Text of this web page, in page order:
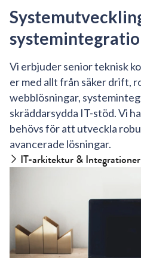
Vi erbjuder senior teknisk
er med allt från säker drift,
webblösningar,
skräddarsydda IT-stöd. Vi
behövs för att utveckla
avancerade lösningar.
IT-arkitektur & Integrationer